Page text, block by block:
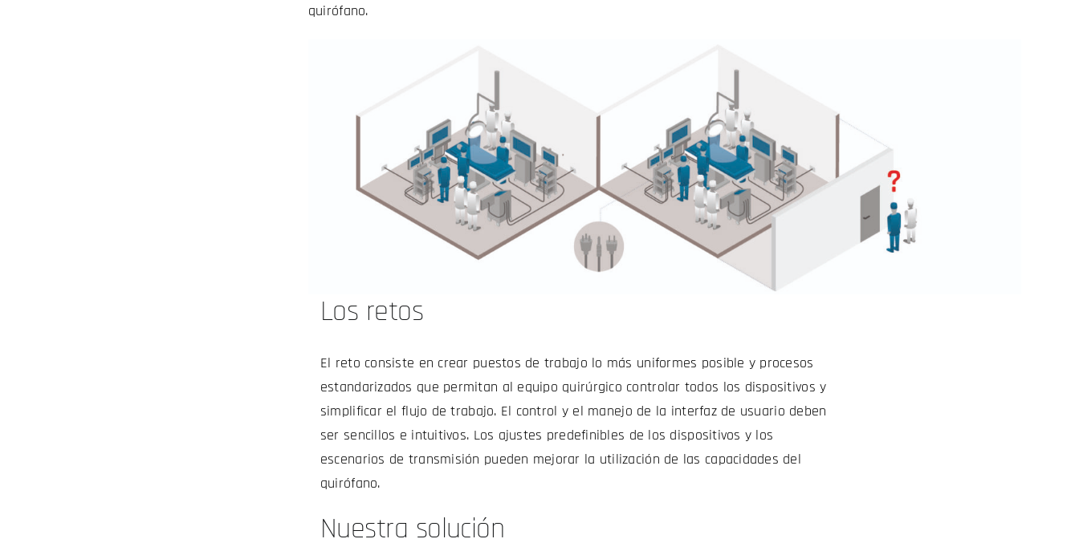
quirófano.
Los retos
El reto consiste en crear puestos de trabajo lo más uniformes posible y procesos
estandarizados que permitan al equipo quirúrgico controlar todos los dispositivos y
simplificar el flujo de trabajo. El control y el manejo de la interfaz de usuario deben
ser sencillos e intuitivos. Los ajustes predefinibles de los dispositivos y los
escenarios de transmisión pueden mejorar la utilización de las capacidades del
quirófano.
Nuestra solución